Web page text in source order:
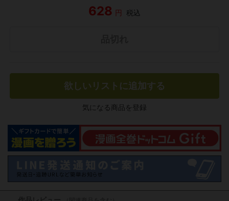
628 円 税込
欲しいリストに追加する
気になる商品を登録